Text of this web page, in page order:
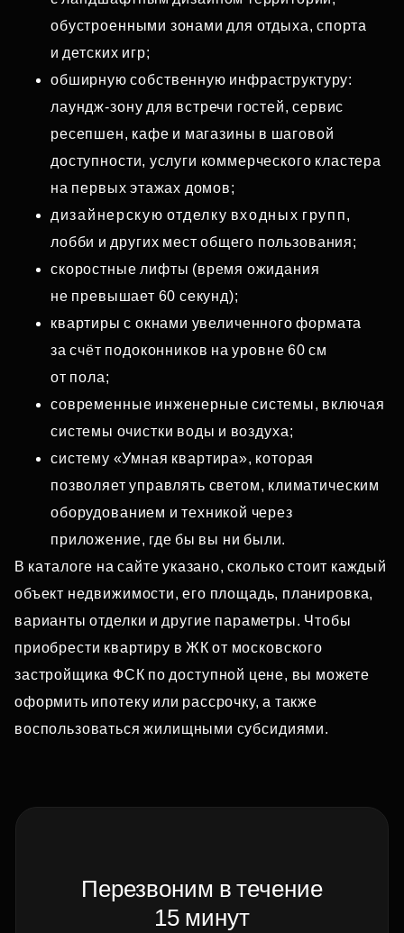
обустроенными зонами для отдыха, спорта
и детских игр;
обширную собственную инфраструктуру:
лаундж‑зону для встречи гостей, сервис
ресепшен, кафе и магазины в шаговой
доступности, услуги коммерческого кластера
на первых этажах домов;
дизайнерскую отделку входных групп,
лобби и других мест общего пользования;
скоростные лифты (время ожидания
не превышает 60 секунд);
квартиры с окнами увеличенного формата
за счёт подоконников на уровне 60 см
от пола;
современные инженерные системы, включая
системы очистки воды и воздуха;
систему «Умная квартира», которая
позволяет управлять светом, климатическим
оборудованием и техникой через
приложение, где бы вы ни были.
В каталоге на сайте указано, сколько стоит каждый
объект недвижимости, его площадь, планировка,
варианты отделки и другие параметры. Чтобы
приобрести квартиру в ЖК от московского
застройщика ФСК по доступной цене, вы можете
оформить ипотеку или рассрочку, а также
воспользоваться жилищными субсидиями.
Перезвоним в течение
15 минут